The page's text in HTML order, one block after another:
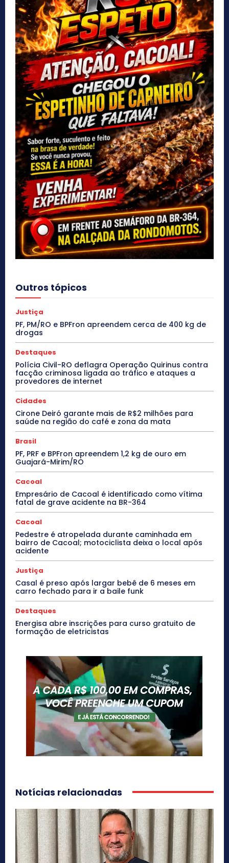
Outros tópicos
Justiça
PF, PM/RO e BPFron apreendem cerca de 400 kg de
drogas
Destaques
Polícia Civil-RO deflagra Operação Quirinus contra
facção criminosa ligada ao tráfico e ataques a
provedores de internet
Cidades
Cirone Deiró garante mais de R$2 milhões para
saúde na região do café e zona da mata
Brasil
PF, PRF e BPFron apreendem 1,2 kg de ouro em
Guajará-Mirim/RO
Cacoal
Empresário de Cacoal é identificado como vítima
fatal de grave acidente na BR-364
Cacoal
Pedestre é atropelada durante caminhada em
bairro de Cacoal; motociclista deixa o local após
acidente
Justiça
Casal é preso após largar bebê de 6 meses em
carro fechado para ir a baile funk
Destaques
Energisa abre inscrições para curso gratuito de
formação de eletricistas
Notícias relacionadas